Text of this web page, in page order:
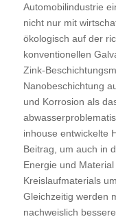
Automobilindustrie
nicht nur mit
ökologisch auf der
konventionellen
Zink-
Nanobeschichtung
und Korrosion als
inhouse entwickelte
Beitrag, um auch in
Energie und
Kreislaufmaterials
Gleichzeitig werden
nachweislich